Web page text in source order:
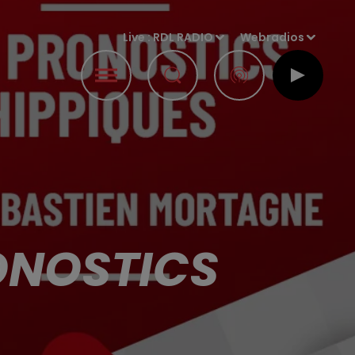
Live :RDL RADIO Webradios